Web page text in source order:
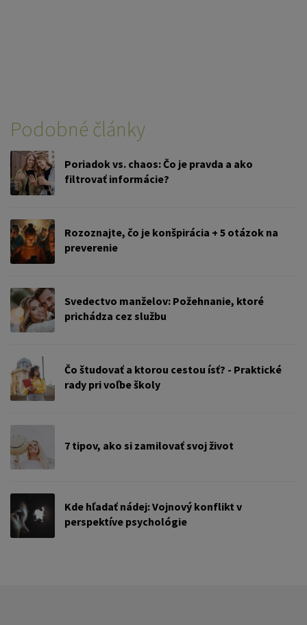
Podobné články
Poriadok vs. chaos: Čo je pravda a ako
filtrovať informácie?
Rozoznajte, čo je konšpirácia + 5 otázok na
preverenie
Svedectvo manželov: Požehnanie, ktoré
prichádza cez službu
Čo študovať a ktorou cestou ísť? - Praktické
rady pri voľbe školy
7 tipov, ako si zamilovať svoj život
Kde hľadať nádej: Vojnový konflikt v
perspektíve psychológie